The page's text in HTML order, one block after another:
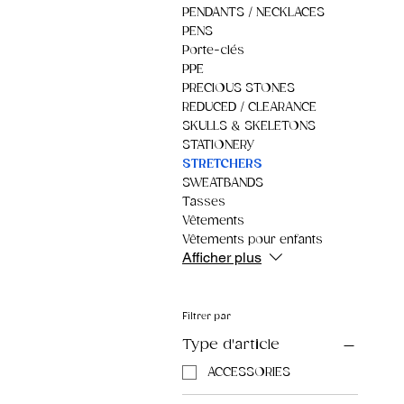
PENDANTS / NECKLACES
PENS
Porte-clés
PPE
PRECIOUS STONES
REDUCED / CLEARANCE
SKULLS & SKELETONS
STATIONERY
STRETCHERS
SWEATBANDS
Tasses
Vêtements
Vêtements pour enfants
Afficher plus
Filtrer par
Type d'article
ACCESSORIES